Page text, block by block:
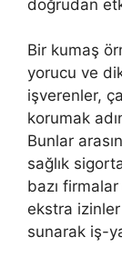
doğrudan
Bir kumaş
yorucu ve
işverenler,
korumak
Bunlar
sağlık
bazı firmalar
ekstra
sunarak iş-